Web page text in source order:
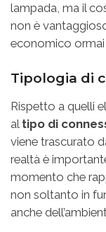
lampada, ma il
non è
economico
Tipologia di
Rispetto a quelli
al tipo di
viene trascurato
realtà è
momento che
non soltanto in
anche